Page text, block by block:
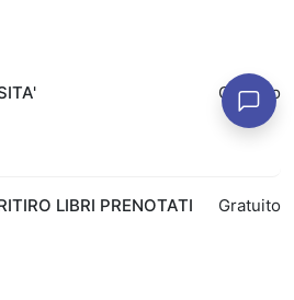
Gratuito
LIBRI PRENOTATI
Gratuito